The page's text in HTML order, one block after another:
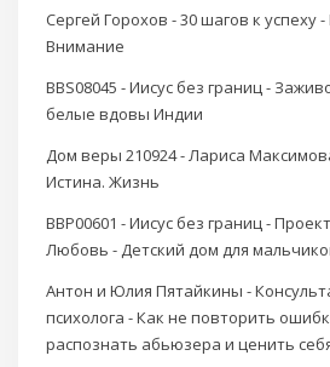
Сергей Горохов - 30 шагов к успеху
Внимание
BBS08045 - Иисус без границ -
белые вдовы Индии
Дом веры 210924 - Лариса
Истина. Жизнь
BBP00601 - Иисус без границ -
Любовь - Детский дом для
Антон и Юлия Пятайкины -
психолога - Как не повторить
распознать абьюзера и ценить